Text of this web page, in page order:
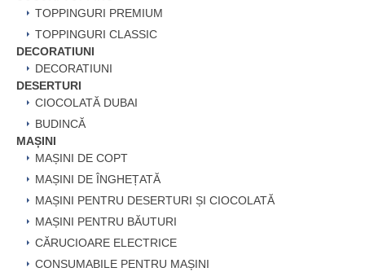
TOPPINGURI PREMIUM
TOPPINGURI CLASSIC
DECORATIUNI
DECORATIUNI
DESERTURI
CIOCOLATĂ DUBAI
BUDINCĂ
MAȘINI
MAȘINI DE COPT
MAȘINI DE ÎNGHEȚATĂ
MAȘINI PENTRU DESERTURI ȘI CIOCOLATĂ
MAȘINI PENTRU BĂUTURI
CĂRUCIOARE ELECTRICE
CONSUMABILE PENTRU MAȘINI